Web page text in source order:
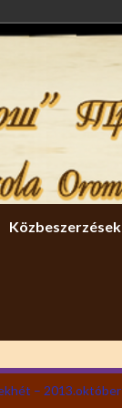
Közbeszerzések
– 2013.október